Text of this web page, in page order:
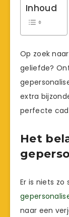
Inhoud
Op zoek
geliefde?
extra
perfecte
Het
Er is niets
naar een